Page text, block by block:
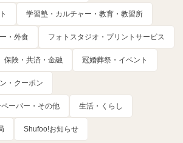
学習塾・カルチャー・教育・教習所
・外食 フォトスタジオ・プリントサービス
保険・共済・金融 冠婚葬祭・イベント
・クーポン
ーパー・その他 生活・くらし
Shufoo!お知らせ